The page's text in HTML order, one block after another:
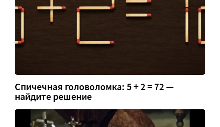
Спичечная головоломка: 5 + 2 = 72 —
найдите решение